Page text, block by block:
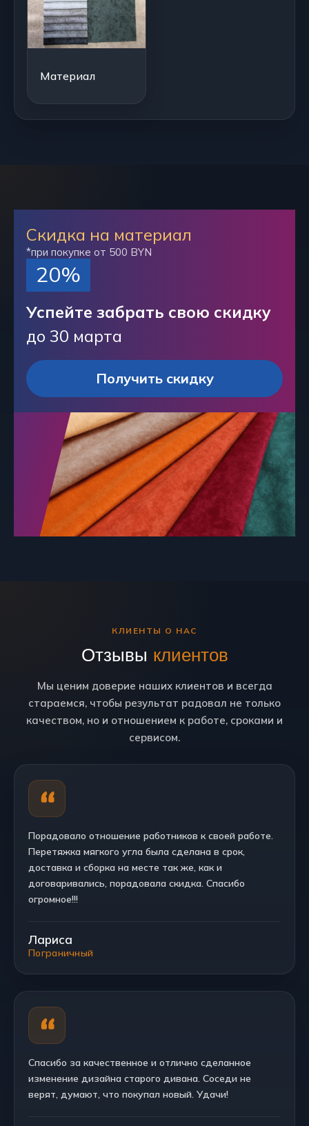
Материал
Скидка на материал
*при покупке от 500 BYN
20%
Успейте забрать свою скидку
до 30 марта
Получить скидку
КЛИЕНТЫ О НАС
Отзывы клиентов
Мы ценим доверие наших клиентов и всегда
стараемся, чтобы результат радовал не только
качеством, но и отношением к работе, сроками и
сервисом.
Порадовало отношение работников к своей работе.
Перетяжка мягкого угла была сделана в срок,
доставка и сборка на месте так же, как и
договаривались, порадовала скидка. Спасибо
огромное!!!
Лариса
Пограничный
Спасибо за качественное и отлично сделанное
изменение дизайна старого дивана. Соседи не
верят, думают, что покупал новый. Удачи!